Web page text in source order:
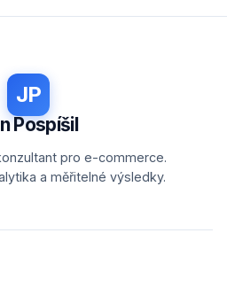
JP
Pospíšil
pro e-commerce.
a měřitelné výsledky.